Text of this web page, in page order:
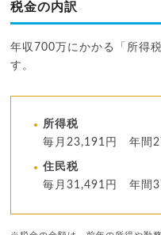
税金の内訳
年収700万にかかる「所得
す。
所得税
毎月23,191円 年間
住民税
毎月31,491円 年間